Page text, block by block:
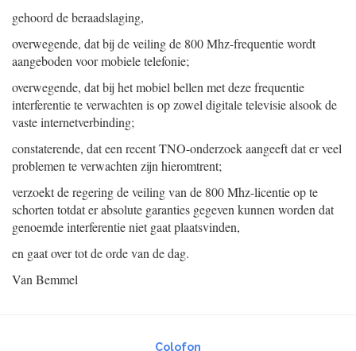
gehoord de beraadslaging,
overwegende, dat bij de veiling de 800 Mhz-frequentie wordt
aangeboden voor mobiele telefonie;
overwegende, dat bij het mobiel bellen met deze frequentie
interferentie te verwachten is op zowel digitale televisie alsook de
vaste internetverbinding;
constaterende, dat een recent TNO-onderzoek aangeeft dat er veel
problemen te verwachten zijn hieromtrent;
verzoekt de regering de veiling van de 800 Mhz-licentie op te
schorten totdat er absolute garanties gegeven kunnen worden dat
genoemde interferentie niet gaat plaatsvinden,
en gaat over tot de orde van de dag.
Van Bemmel
Colofon